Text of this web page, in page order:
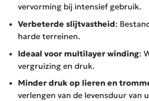
vervorming bij intensief gebruik.
Verbeterde slijtvastheid:
harde terreinen.
Ideaal voor multilayer winding:
vergruizing en druk.
Minder druk op lieren en
verlengen van de levensduur van